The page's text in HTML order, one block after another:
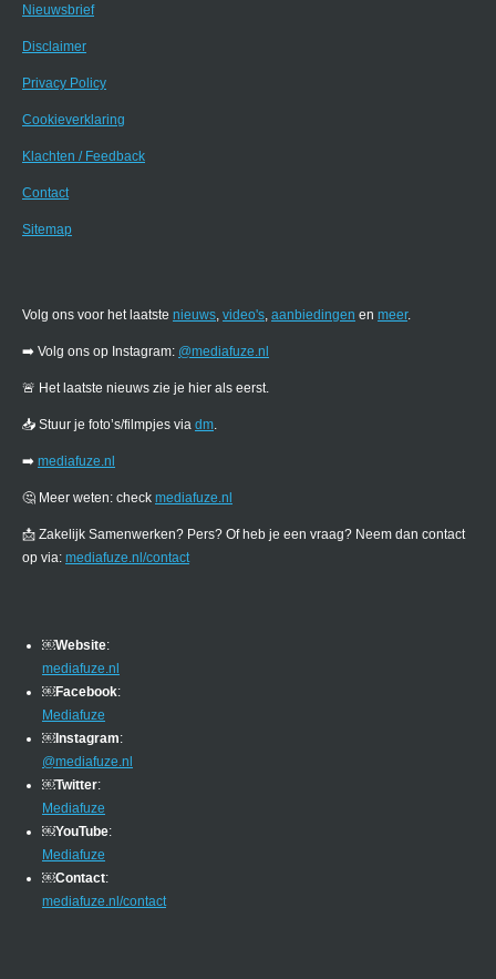
Nieuwsbrief
Disclaimer
Privacy Policy
Cookieverklaring
Klachten / Feedback
Contact
Sitemap
Volg ons voor het laatste nieuws video's aanbiedingen en meer.
➡️ Volg ons op Instagram: @mediafuze.nl
🚨 Het laatste nieuws zie je hier als eerst.
📥 Stuur je foto’s/filmpjes via dm
➡️ mediafuze.nl
🤔 Meer weten: check mediafuze.nl
📩 Zakelijk Samenwerken? Pers? Of heb je een vraag? Neem dan contact
op via: mediafuze.nl/contact
￼Website:
mediafuze.nl
￼Facebook:
Mediafuze
￼Instagram:
@mediafuze.nl
￼Twitter:
Mediafuze
￼YouTube:
Mediafuze
￼Contact:
mediafuze.nl/contact